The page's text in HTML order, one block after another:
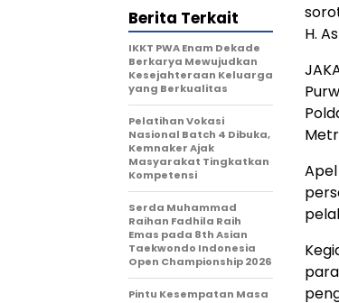
H.
Berita Terkait
IKKT PWA Enam Dekade
Berkarya Mewujudkan
Kesejahteraan Keluarga
yang Berkualitas
Pelatihan Vokasi
Nasional Batch 4 Dibuka,
Kemnaker Ajak
Masyarakat Tingkatkan
Kompetensi
Serda Muhammad
Raihan Fadhila Raih
Emas pada 8th Asian
Taekwondo Indonesia
Open Championship 2026
Pintu Kesempatan Masa